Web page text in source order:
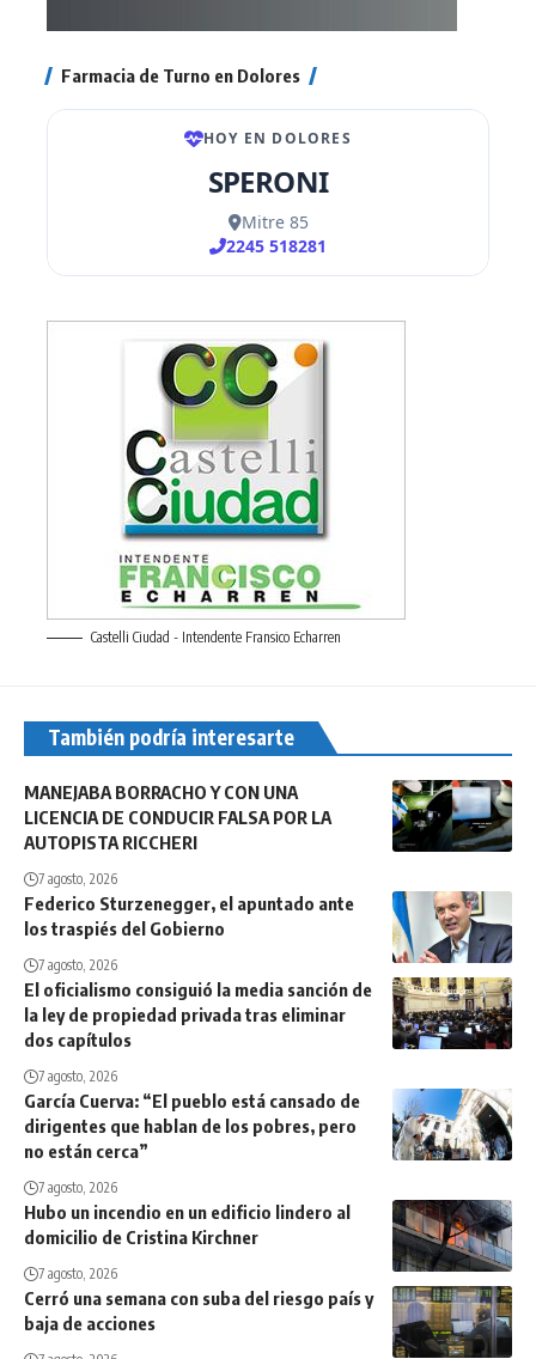
Farmacia de Turno en Dolores
Castelli Ciudad - Intendente Fransico Echarren
También podría interesarte
MANEJABA BORRACHO Y CON UNA
LICENCIA DE CONDUCIR FALSA POR LA
AUTOPISTA RICCHERI
7 agosto, 2026
Federico Sturzenegger, el apuntado ante
los traspiés del Gobierno
7 agosto, 2026
El oficialismo consiguió la media sanción de
la ley de propiedad privada tras eliminar
dos capítulos
7 agosto, 2026
García Cuerva: “El pueblo está cansado de
dirigentes que hablan de los pobres, pero
no están cerca”
7 agosto, 2026
Hubo un incendio en un edificio lindero al
domicilio de Cristina Kirchner
7 agosto, 2026
Cerró una semana con suba del riesgo país y
baja de acciones